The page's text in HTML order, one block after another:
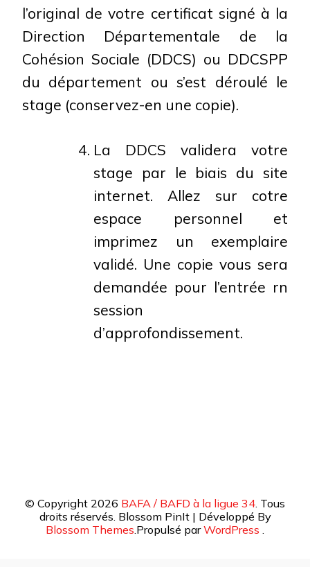
l’original de votre certificat signé à la
Direction Départementale de la
Cohésion Sociale (DDCS) ou DDCSPP
du département ou s’est déroulé le
stage (conservez-en une copie).
La DDCS validera votre
stage par le biais du site
internet. Allez sur cotre
espace personnel et
imprimez un exemplaire
validé. Une copie vous sera
demandée pour l’entrée rn
session
d’approfondissement.
© Copyright 2026 BAFA / BAFD à la ligue 34 . Tous
droits réservés. Blossom PinIt | Développé By
Blossom Themes .Propulsé parWordPress